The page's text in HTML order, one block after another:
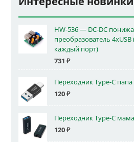
HW-536 — DC-DC
преобразователь
каждый порт)
731 ₽
Переходник Type-C папа
120₽
Переходник Type-C
120₽